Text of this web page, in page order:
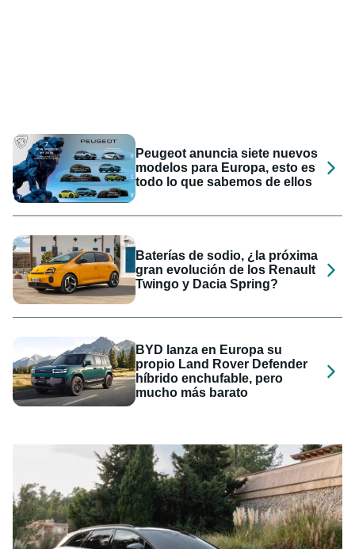
Peugeot anuncia siete nuevos
modelos para Europa, esto es
todo lo que sabemos de ellos
Baterías de sodio, ¿la próxima
gran evolución de los Renault
Twingo y Dacia Spring?
BYD lanza en Europa su
propio Land Rover Defender
híbrido enchufable, pero
mucho más barato